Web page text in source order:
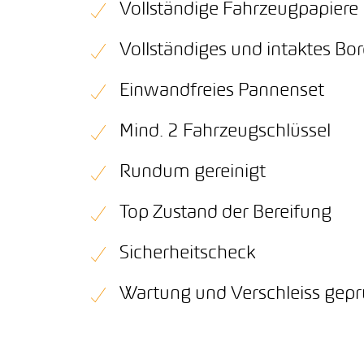
Vollständige Fahrzeugpapiere
Vollständiges und intaktes
Einwandfreies Pannenset
Mind. 2 Fahrzeugschlüssel
Rundum gereinigt
Top Zustand der Bereifung
Sicherheitscheck
Wartung und Verschleiss